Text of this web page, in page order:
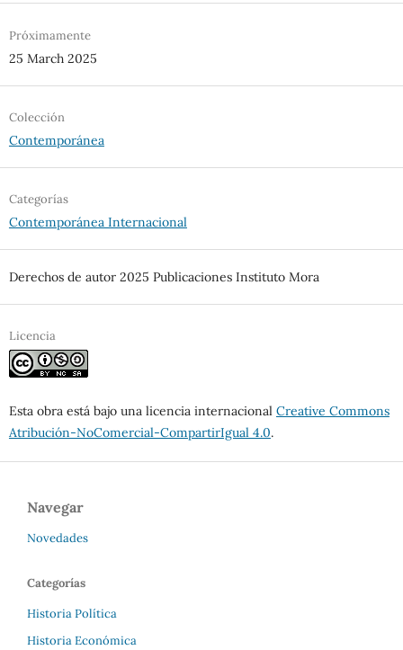
Próximamente
25 March 2025
Colección
Contemporánea
Categorías
Contemporánea Internacional
Derechos de autor 2025 Publicaciones Instituto Mora
Licencia
Esta obra está bajo una licencia internacional Creative Commons
Atribución-NoComercial-CompartirIgual 4.0.
Navegar
Novedades
Categorías
Historia Política
Historia Económica